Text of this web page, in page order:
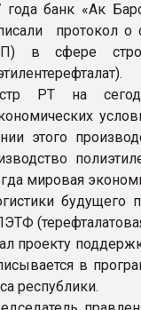
банк «Ак
протокол о
в сфере
РТ на
этого
мировая
будущего
проекту
в
республики.